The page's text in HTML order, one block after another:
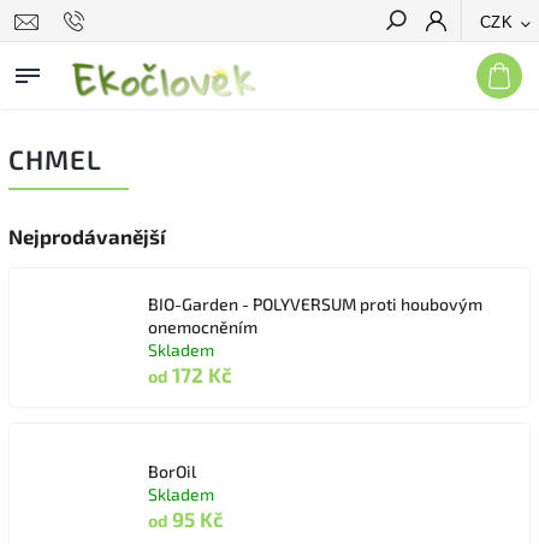
CZK
Hledat
CHMEL
Nejprodávanější
BIO-Garden - POLYVERSUM proti houbovým
onemocněním
Skladem
od 172 Kč
BorOil
Skladem
od 95 Kč